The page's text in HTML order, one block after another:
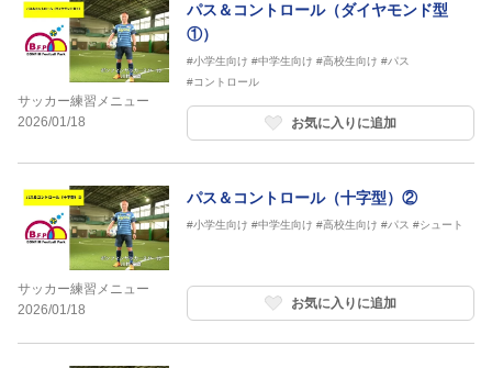
サッカー練習メニュー
2026/01/18
パス＆コントロール（ダイヤモンド型
①）
#小学生向け #中学生向け #高校生向け #パス
#コントロール
お気に入りに追加
サッカー練習メニュー
2026/01/18
パス＆コントロール（十字型）②
#小学生向け #中学生向け #高校生向け #パス #シュート
お気に入りに追加